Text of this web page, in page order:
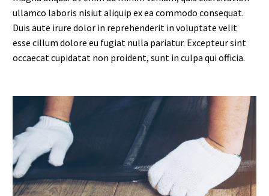
ullamco laboris nisiut aliquip ex ea commodo consequat.
Duis aute irure dolor in reprehenderit in voluptate velit
esse cillum dolore eu fugiat nulla pariatur. Excepteur sint
occaecat cupidatat non proident, sunt in culpa qui officia.